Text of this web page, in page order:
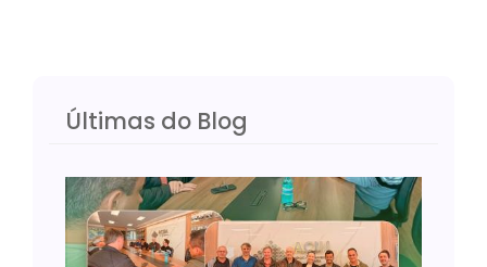
Últimas do Blog